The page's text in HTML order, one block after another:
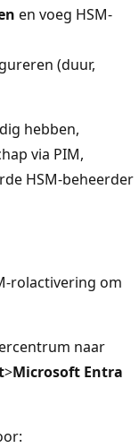
en voeg HSM-
(duur,
hebben,
via PIM,
HSM-beheerder
rolactivering om
naar
>Microsoft Entra